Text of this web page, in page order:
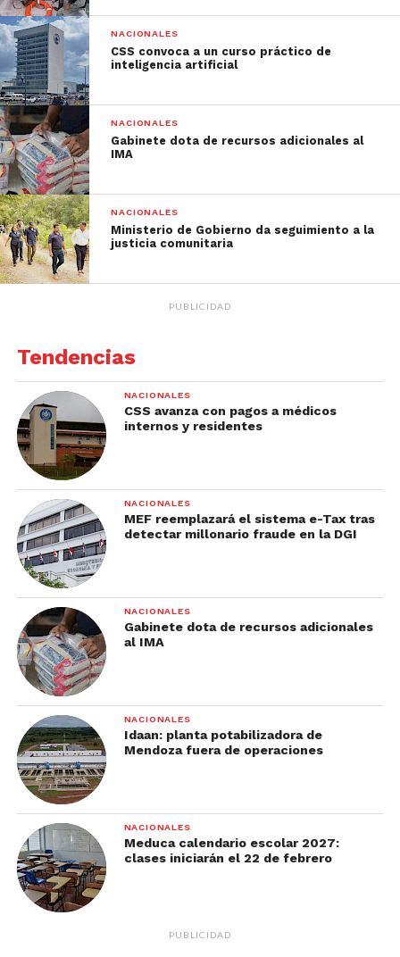
NACIONALES
CSS convoca a un curso práctico de
inteligencia artificial
NACIONALES
Gabinete dota de recursos adicionales al
IMA
NACIONALES
Ministerio de Gobierno da seguimiento a la
justicia comunitaria
PUBLICIDAD
Tendencias
NACIONALES
CSS avanza con pagos a médicos
internos y residentes
NACIONALES
MEF reemplazará el sistema e-Tax tras
detectar millonario fraude en la DGI
NACIONALES
Gabinete dota de recursos adicionales
al IMA
NACIONALES
Idaan: planta potabilizadora de
Mendoza fuera de operaciones
NACIONALES
Meduca calendario escolar 2027:
clases iniciarán el 22 de febrero
PUBLICIDAD